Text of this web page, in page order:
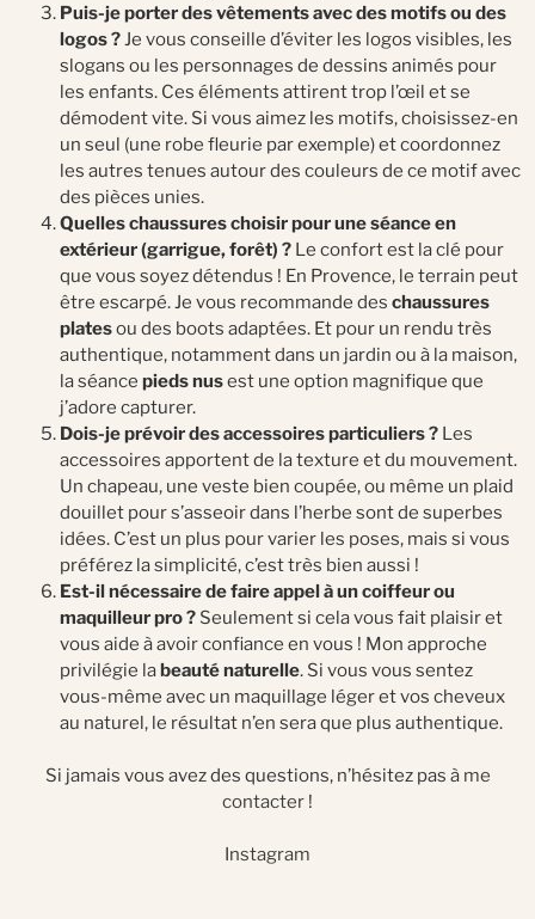
Puis-je porter des vêtements avec des motifs ou des
logos ?Je vous conseille d’éviter les logos visibles, les
slogans ou les personnages de dessins animés pour
les enfants. Ces éléments attirent trop l’œil et se
démodent vite. Si vous aimez les motifs, choisissez-en
un seul (une robe fleurie par exemple) et coordonnez
les autres tenues autour des couleurs de ce motif avec
des pièces unies.
Quelles chaussures choisir pour une séance en
extérieur (garrigue, forêt) ? Le confort est la clé pour
que vous soyez détendus ! En Provence, le terrain peut
être escarpé. Je vous recommande des chaussures
platesou des boots adaptées. Et pour un rendu très
authentique, notamment dans un jardin ou à la maison,
la séance pieds nusest une option magnifique que
j’adore capturer.
Dois-je prévoir des accessoires particuliers ? Les
accessoires apportent de la texture et du mouvement.
Un chapeau, une veste bien coupée, ou même un plaid
douillet pour s’asseoir dans l’herbe sont de superbes
idées. C’est un plus pour varier les poses, mais si vous
préférez la simplicité, c’est très bien aussi !
Est-il nécessaire de faire appel à un coiffeur ou
maquilleur pro ? Seulement si cela vous fait plaisir et
vous aide à avoir confiance en vous ! Mon approche
privilégie labeauté naturelle. Si vous vous sentez
vous-même avec un maquillage léger et vos cheveux
au naturel, le résultat n’en sera que plus authentique.
Si jamais vous avez des questions, n’hésitez pas à me
contacter !
Instagram